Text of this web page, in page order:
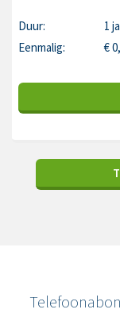
Duur:
1
Eenmalig:
€